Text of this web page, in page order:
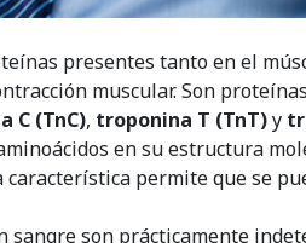
presentes tanto en el
muscular. Son
C (TnC), troponina T (TnT)y
en su estructura
característica permite que se
sangre son prácticamente